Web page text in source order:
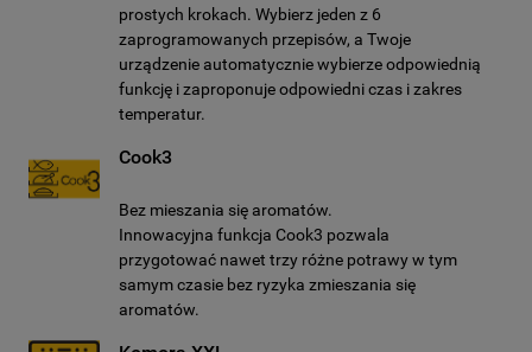
prostych krokach. Wybierz jeden z 6
zaprogramowanych przepisów, a Twoje
urządzenie automatycznie wybierze odpowiednią
funkcję i zaproponuje odpowiedni czas i zakres
temperatur.
Cook3
Bez mieszania się aromatów.
Innowacyjna funkcja Cook3 pozwala
przygotować nawet trzy różne potrawy w tym
samym czasie bez ryzyka zmieszania się
aromatów.